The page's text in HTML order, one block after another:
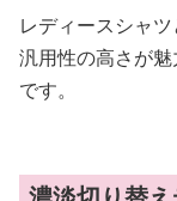
レディースシャ
汎用性の高さが
です。